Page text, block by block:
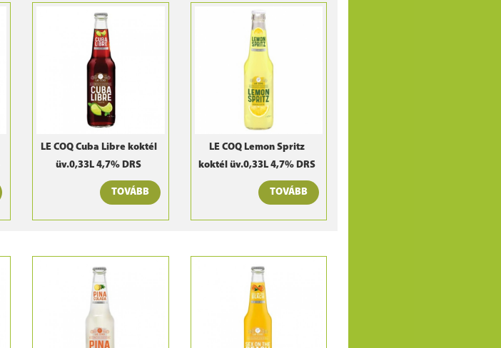
LE COQ Cuba Libre koktél
üv.0,33L 4,7% DRS
TOVÁBB
LE COQ Lemon Spritz
koktél üv.0,33L 4,7% DRS
TOVÁBB